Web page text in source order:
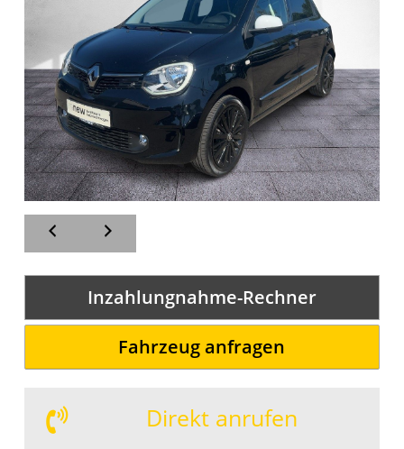
Inzahlungnahme-Rechner
Fahrzeug anfragen
Direkt anrufen